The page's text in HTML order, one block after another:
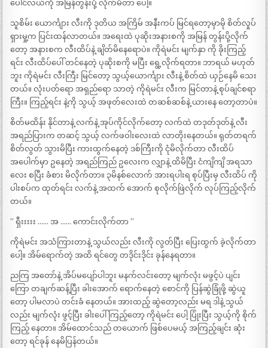
ပေါင်လယ်ကို အမြန်တွန်းပို့ လိုက်မိတာ ပေါ့။
သူစိမ်း ယောင်္ကျား လီးကို ဒုတိယ အကြိမ် အနီးကပ် မြင်ရတော့မှာမို စိတ်လှုပ်
ရှားမှု့က ပြင်းထန်လာတယ်။ အရေးထဲ ပုဆိုးအနားစကို အမြန် တွန်းပို့လိုက်
တော့ အနားစက လီးထိပ်နဲ့ ချိတ်မိနေရောပဲ။ ကိုရဲမင်း မျက်နှာ ကို ခိုးကြည့်
ရင်း လီးထိပ်ပေါ် တင်နေတဲ့ ပုဆိုးစကို မပြီး ရွေ့လိုက်ရတာ။ ဘာရယ် မဟုတ်
ဘူး ကိုရဲမင်း လီးကြီး မြင်တော့ သွယ့်ယောင်္ကျား လီးနဲ့ စိတ်ထဲ ယှဉ်နေမိ သေး
တယ်။ လုံးပတ်ရော အရှည်ရော သာတဲ့ ကိုရဲမင်း လီးက မြင်တာနဲ့ စုပ်ချင်စရာ
ကြီး။ ကြည့်ရင်း နဲ့ကို သွယ့် အဖုတ်လေးထဲ တဆစ်ဆစ်နဲ့ ယားနေ တော့တာပဲ။
စိတ်မထိန်း နိုင်တာနဲ့ လက်နဲ့ အုပ်ကိုင်လိုက်တော့ လက်ထဲ တဒုတ်ဒုတ်နဲ့ လီး
အရည်ပြားက တဆင့် သွယ့် လက်ဖဝါးလေးထဲ လာတိုးနေတယ်။ ရုတ်တရက်
စိတ်လွတ် သွားမိပြီး ကားထွက်နေတဲ့ ဒစ်ကြီးကို ငုံမိလိုက်တာ လီးထိပ်
အပေါက်မှာ ဥနေတဲ့ အရည်ကြည် ဥလေးက လျှာနဲ့ ထိမိပြီး ငံကျိကျိ အရသာ
လေး စပြီး ခံစား မိလိုက်တာ။ ၃မိနစ်လောက် အားရပါးရ စုပ်ပြီးမှ လီးထိပ် ကို
ပါးစပ်က ထုတ်ရင်း လက်နဲ့ အထက် အောက် စုလိုက်ဖြဲလိုက် လုပ်ကြည့်လိုက်
တယ်။
” ရှီးးးးး …… အ …… ကောင်းလိုက်တာ ”
ကိုရဲမင်း အသံကြားတာနဲ့ သွယ်လည်း လီးကို လွတ်ပြီး ပြေးထွက် ခဲ့လိုက်တာ
ပေါ့။ အိမ်ရောက်တဲ့ အထိ ရင်တွေ တဒိုင်းဒိုင်း ခုန်နေရတာ။
ညကြ အတော်နဲ့ အိပ်မပျော်ပါဘူး မနက်လင်းတော့ မျက်လုံး မဖွင့်ပဲ ပျင်း
ကြော တချက်ဆန့်ပြီး ခါးအောက် ရောက်နေတဲ့ စောင်ကို ပြန်ဆွဲခြုံဖို့ ဆွဲယူ
တော့ ပါမလာပဲ တင်းခံ နေတယ်။ အားထည့် ဆွဲတော့လည်း မရ ဒါနဲ့ သွယ်
လည်း မျက်လုံး ဖွင့်ပြီး ခါးပေါ် ကြည့်တော့ ကိုရဲမင်း ပေါ့ ပြုံးပြီး သွယ့်ကို စိုက်
ကြည့် နေတာ။ အိမ်ထောင်သည် တယောက် ဖြစ်ပေမယ့် အကြည့်ချင်း ဆုံး
တော့ ရင်ခုန် နေမိပြန်တယ်။